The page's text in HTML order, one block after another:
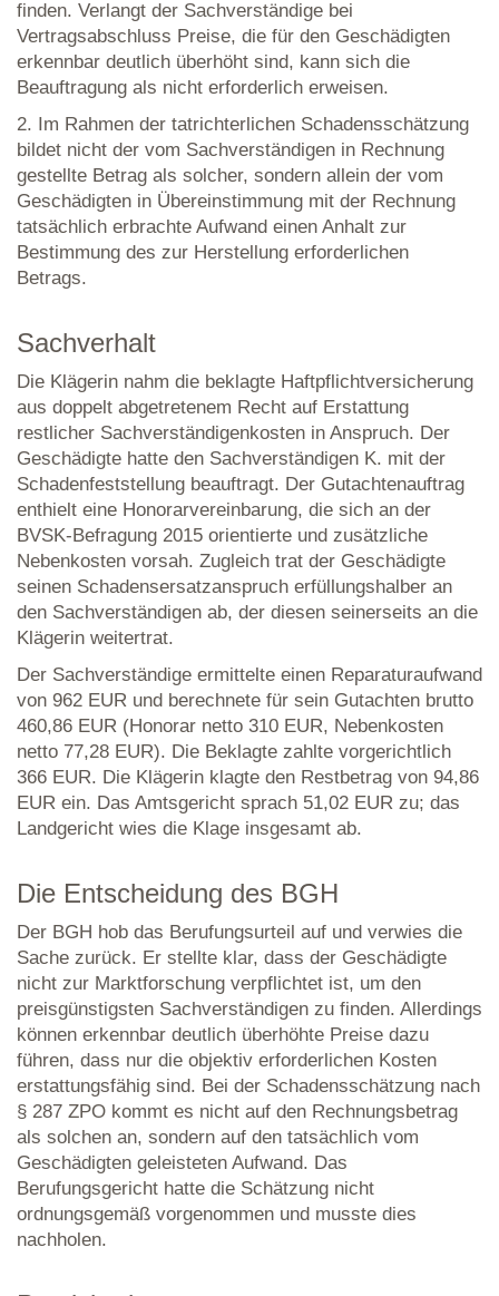
finden. Verlangt der Sachverständige bei
Vertragsabschluss Preise, die für den Geschädigten
erkennbar deutlich überhöht sind, kann sich die
Beauftragung als nicht erforderlich erweisen.
2. Im Rahmen der tatrichterlichen Schadensschätzung
bildet nicht der vom Sachverständigen in Rechnung
gestellte Betrag als solcher, sondern allein der vom
Geschädigten in Übereinstimmung mit der Rechnung
tatsächlich erbrachte Aufwand einen Anhalt zur
Bestimmung des zur Herstellung erforderlichen
Betrags.
Sachverhalt
Die Klägerin nahm die beklagte Haftpflichtversicherung
aus doppelt abgetretenem Recht auf Erstattung
restlicher Sachverständigenkosten in Anspruch. Der
Geschädigte hatte den Sachverständigen K. mit der
Schadenfeststellung beauftragt. Der Gutachtenauftrag
enthielt eine Honorarvereinbarung, die sich an der
BVSK-Befragung 2015 orientierte und zusätzliche
Nebenkosten vorsah. Zugleich trat der Geschädigte
seinen Schadensersatzanspruch erfüllungshalber an
den Sachverständigen ab, der diesen seinerseits an die
Klägerin weitertrat.
Der Sachverständige ermittelte einen Reparaturaufwand
von 962 EUR und berechnete für sein Gutachten brutto
460,86 EUR (Honorar netto 310 EUR, Nebenkosten
netto 77,28 EUR). Die Beklagte zahlte vorgerichtlich
366 EUR. Die Klägerin klagte den Restbetrag von 94,86
EUR ein. Das Amtsgericht sprach 51,02 EUR zu; das
Landgericht wies die Klage insgesamt ab.
Die Entscheidung des BGH
Der BGH hob das Berufungsurteil auf und verwies die
Sache zurück. Er stellte klar, dass der Geschädigte
nicht zur Marktforschung verpflichtet ist, um den
preisgünstigsten Sachverständigen zu finden. Allerdings
können erkennbar deutlich überhöhte Preise dazu
führen, dass nur die objektiv erforderlichen Kosten
erstattungsfähig sind. Bei der Schadensschätzung nach
§ 287 ZPO kommt es nicht auf den Rechnungsbetrag
als solchen an, sondern auf den tatsächlich vom
Geschädigten geleisteten Aufwand. Das
Berufungsgericht hatte die Schätzung nicht
ordnungsgemäß vorgenommen und musste dies
nachholen.